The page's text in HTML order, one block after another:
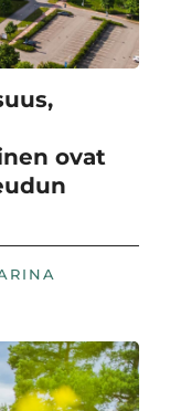
ovat